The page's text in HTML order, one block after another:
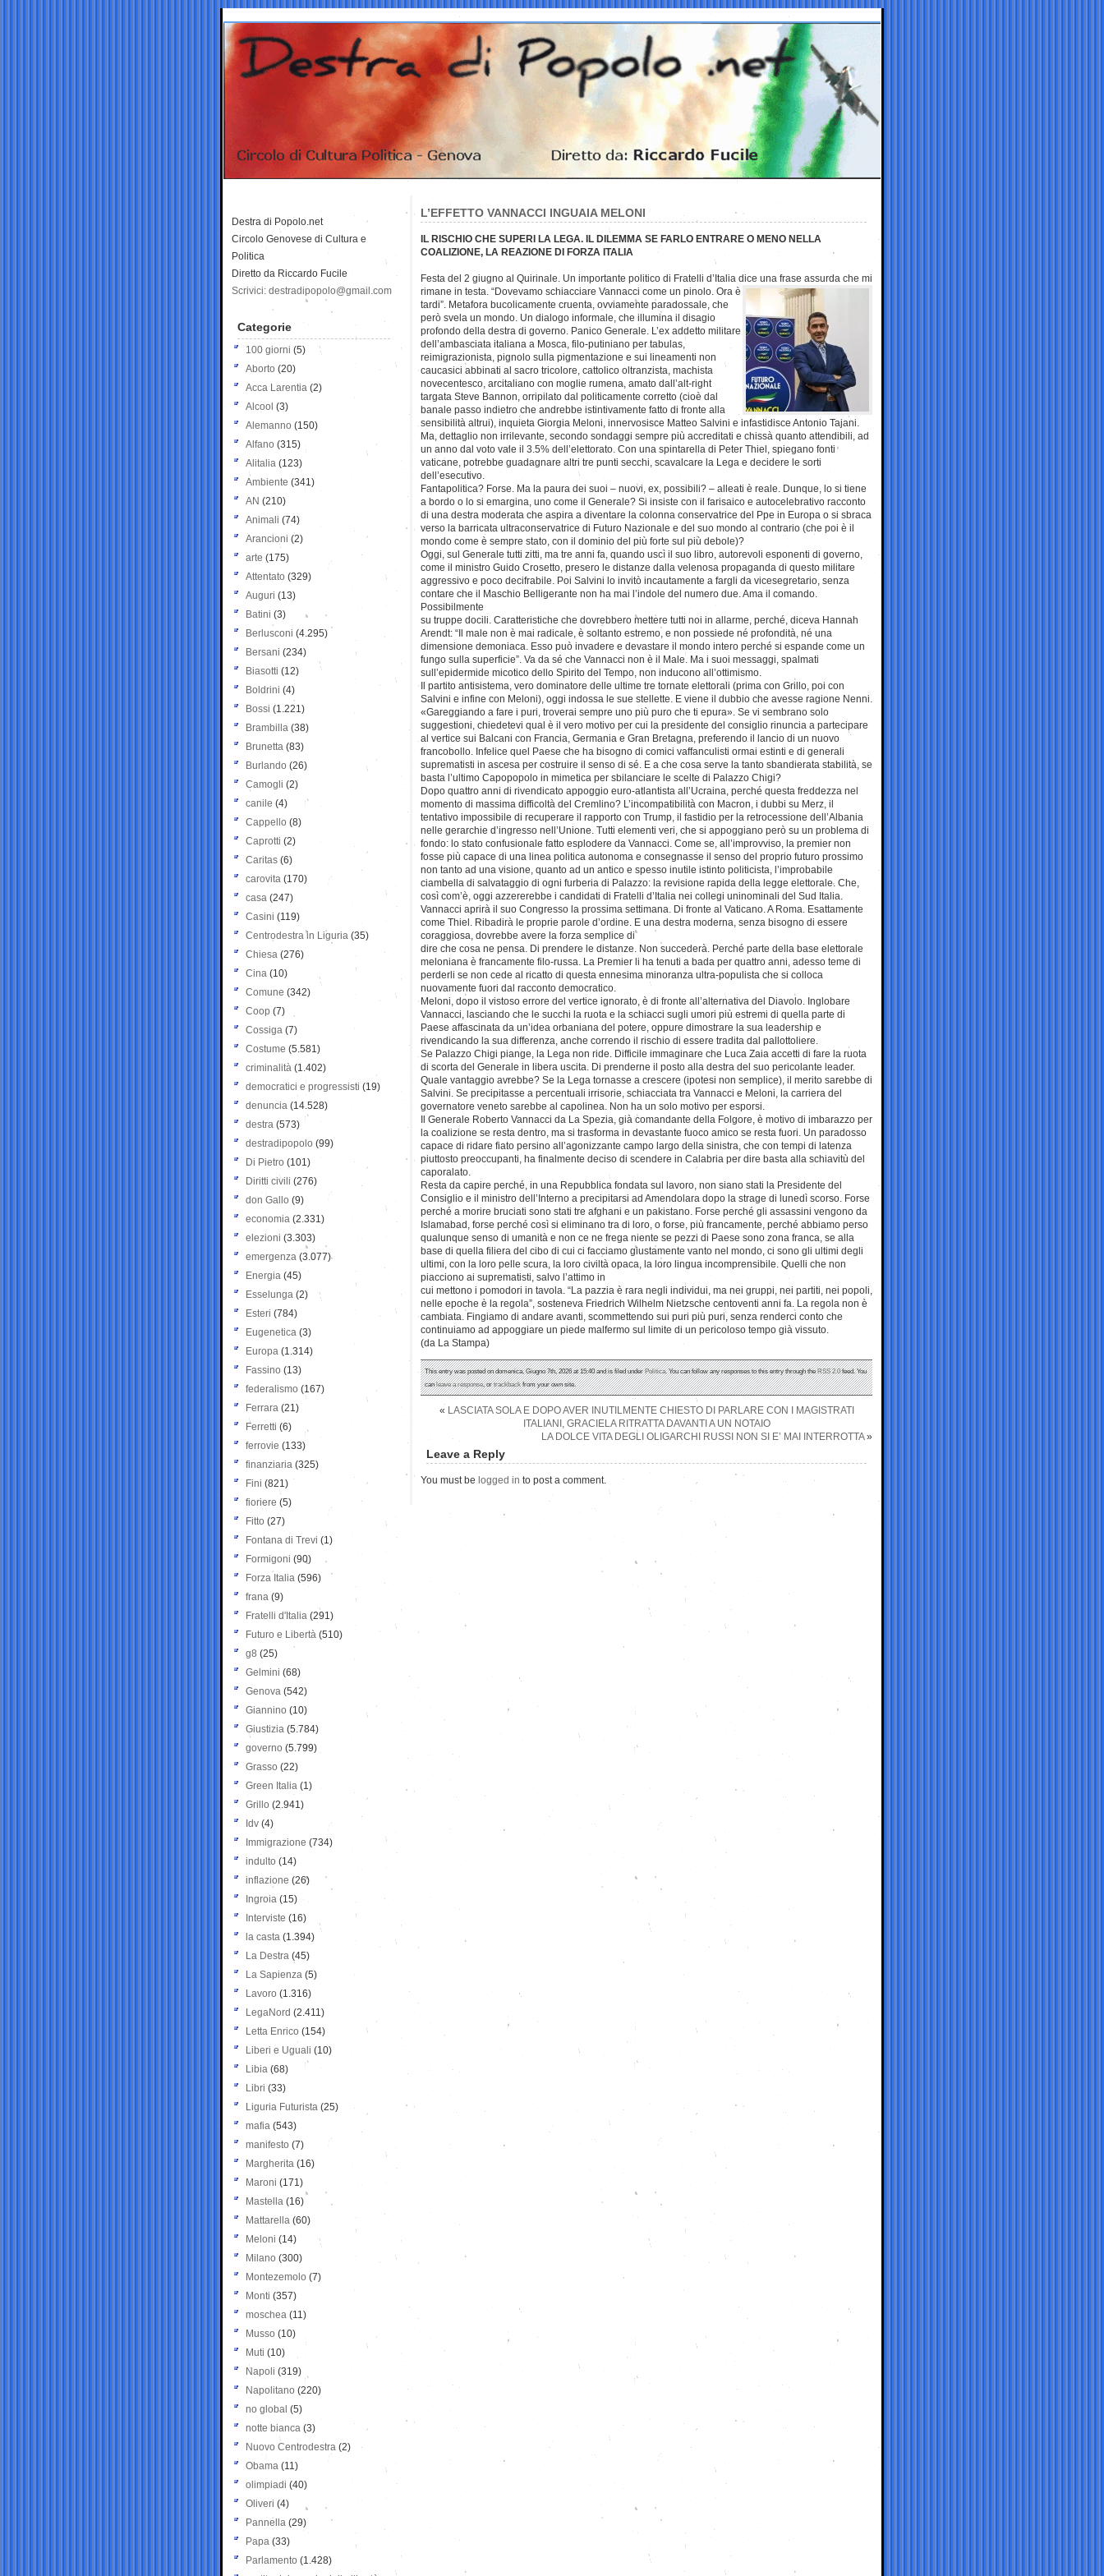
L’EFFETTO VANNACCI INGUAIA MELONI
IL RISCHIO CHE SUPERI LA LEGA. IL DILEMMA SE FARLO ENTRARE O MENO NELLA
COALIZIONE, LA REAZIONE DI FORZA ITALIA
Festa del 2 giugno al Quirinale. Un importante politico di Fratelli d’Italia dice una frase assurda che mi
rimane in testa. “Dovevamo schiacciare Vannacci come un pinolo. Ora è
tardi”. Metafora bucolicamente cruenta, ovviamente paradossale, che
però svela un mondo. Un dialogo informale, che illumina il disagio
profondo della destra di governo. Panico Generale. L’ex addetto militare
dell’ambasciata italiana a Mosca, filo-putiniano per tabulas,
reimigrazionista, pignolo sulla pigmentazione e sui lineamenti non
caucasici abbinati al sacro tricolore, cattolico oltranzista, machista
novecentesco, arcitaliano con moglie rumena, amato dall’alt-right
targata Steve Bannon, orripilato dal politicamente corretto (cioè dal
banale passo indietro che andrebbe istintivamente fatto di fronte alla
sensibilità altrui), inquieta Giorgia Meloni, innervosisce Matteo Salvini e infastidisce Antonio Tajani.
Ma, dettaglio non irrilevante, secondo sondaggi sempre più accreditati e chissà quanto attendibili, ad
un anno dal voto vale il 3.5% dell’elettorato. Con una spintarella di Peter Thiel, spiegano fonti
vaticane, potrebbe guadagnare altri tre punti secchi, scavalcare la Lega e decidere le sorti
dell’esecutivo.
Fantapolitica? Forse. Ma la paura dei suoi – nuovi, ex, possibili? – alleati è reale. Dunque, lo si tiene
a bordo o lo si emargina, uno come il Generale? Si insiste con il farisaico e autocelebrativo racconto
di una destra moderata che aspira a diventare la colonna conservatrice del Ppe in Europa o si sbraca
verso la barricata ultraconservatrice di Futuro Nazionale e del suo mondo al contrario (che poi è il
mondo come è sempre stato, con il dominio del più forte sul più debole)?
Oggi, sul Generale tutti zitti, ma tre anni fa, quando uscì il suo libro, autorevoli esponenti di governo,
come il ministro Guido Crosetto, presero le distanze dalla velenosa propaganda di questo militare
aggressivo e poco decifrabile. Poi Salvini lo invitò incautamente a fargli da vicesegretario, senza
contare che il Maschio Belligerante non ha mai l’indole del numero due. Ama il comando.
Possibilmente
su truppe docili. Caratteristiche che dovrebbero mettere tutti noi in allarme, perché, diceva Hannah
Arendt: “Il male non è mai radicale, è soltanto estremo, e non possiede né profondità, né una
dimensione demoniaca. Esso può invadere e devastare il mondo intero perché si espande come un
fungo sulla superficie”. Va da sé che Vannacci non è il Male. Ma i suoi messaggi, spalmati
sull’epidermide micotico dello Spirito del Tempo, non inducono all’ottimismo.
Il partito antisistema, vero dominatore delle ultime tre tornate elettorali (prima con Grillo, poi con
Salvini e infine con Meloni), oggi indossa le sue stellette. E viene il dubbio che avesse ragione Nenni.
«Gareggiando a fare i puri, troverai sempre uno più puro che ti epura». Se vi sembrano solo
suggestioni, chiedetevi qual è il vero motivo per cui la presidente del consiglio rinuncia a partecipare
al vertice sui Balcani con Francia, Germania e Gran Bretagna, preferendo il lancio di un nuovo
francobollo. Infelice quel Paese che ha bisogno di comici vaffanculisti ormai estinti e di generali
suprematisti in ascesa per costruire il senso di sé. E a che cosa serve la tanto sbandierata stabilità, se
basta l’ultimo Capopopolo in mimetica per sbilanciare le scelte di Palazzo Chigi?
Dopo quattro anni di rivendicato appoggio euro-atlantista all’Ucraina, perché questa freddezza nel
momento di massima difficoltà del Cremlino? L’incompatibilità con Macron, i dubbi su Merz, il
tentativo impossibile di recuperare il rapporto con Trump, il fastidio per la retrocessione dell’Albania
nelle gerarchie d’ingresso nell’Unione. Tutti elementi veri, che si appoggiano però su un problema di
fondo: lo stato confusionale fatto esplodere da Vannacci. Come se, all’improvviso, la premier non
fosse più capace di una linea politica autonoma e consegnasse il senso del proprio futuro prossimo
non tanto ad una visione, quanto ad un antico e spesso inutile istinto politicista, l’improbabile
ciambella di salvataggio di ogni furberia di Palazzo: la revisione rapida della legge elettorale. Che,
così com’è, oggi azzererebbe i candidati di Fratelli d’Italia nei collegi uninominali del Sud Italia.
Vannacci aprirà il suo Congresso la prossima settimana. Di fronte al Vaticano. A Roma. Esattamente
come Thiel. Ribadirà le proprie parole d’ordine. E una destra moderna, senza bisogno di essere
coraggiosa, dovrebbe avere la forza semplice di
dire che cosa ne pensa. Di prendere le distanze. Non succederà. Perché parte della base elettorale
meloniana è francamente filo-russa. La Premier li ha tenuti a bada per quattro anni, adesso teme di
perderli se non cede al ricatto di questa ennesima minoranza ultra-populista che si colloca
nuovamente fuori dal racconto democratico.
Meloni, dopo il vistoso errore del vertice ignorato, è di fronte all’alternativa del Diavolo. Inglobare
Vannacci, lasciando che le succhi la ruota e la schiacci sugli umori più estremi di quella parte di
Paese affascinata da un’idea orbaniana del potere, oppure dimostrare la sua leadership e
rivendicando la sua differenza, anche correndo il rischio di essere tradita dal pallottoliere.
Se Palazzo Chigi piange, la Lega non ride. Difficile immaginare che Luca Zaia accetti di fare la ruota
di scorta del Generale in libera uscita. Di prenderne il posto alla destra del suo pericolante leader.
Quale vantaggio avrebbe? Se la Lega tornasse a crescere (ipotesi non semplice), il merito sarebbe di
Salvini. Se precipitasse a percentuali irrisorie, schiacciata tra Vannacci e Meloni, la carriera del
governatore veneto sarebbe al capolinea. Non ha un solo motivo per esporsi.
Il Generale Roberto Vannacci da La Spezia, già comandante della Folgore, è motivo di imbarazzo per
la coalizione se resta dentro, ma si trasforma in devastante fuoco amico se resta fuori. Un paradosso
capace di ridare fiato persino all’agonizzante campo largo della sinistra, che con tempi di latenza
piuttosto preoccupanti, ha finalmente deciso di scendere in Calabria per dire basta alla schiavitù del
caporalato.
Resta da capire perché, in una Repubblica fondata sul lavoro, non siano stati la Presidente del
Consiglio e il ministro dell’Interno a precipitarsi ad Amendolara dopo la strage di lunedì scorso. Forse
perché a morire bruciati sono stati tre afghani e un pakistano. Forse perché gli assassini vengono da
Islamabad, forse perché così si eliminano tra di loro, o forse, più francamente, perché abbiamo perso
qualunque senso di umanità e non ce ne frega niente se pezzi di Paese sono zona franca, se alla
base di quella filiera del cibo di cui ci facciamo giustamente vanto nel mondo, ci sono gli ultimi degli
ultimi, con la loro pelle scura, la loro civiltà opaca, la loro lingua incomprensibile. Quelli che non
piacciono ai suprematisti, salvo l’attimo in
cui mettono i pomodori in tavola. “La pazzia è rara negli individui, ma nei gruppi, nei partiti, nei popoli,
nelle epoche è la regola”, sosteneva Friedrich Wilhelm Nietzsche centoventi anni fa. La regola non è
cambiata. Fingiamo di andare avanti, scommettendo sui puri più puri, senza renderci conto che
continuiamo ad appoggiare un piede malfermo sul limite di un pericoloso tempo già vissuto.
(da La Stampa)
This entry was posted on domenica, Giugno 7th, 2026 at 15:40 and is filed underPolitica. You can follow any responses to this entry through theRSS 2.0feed. You
canleave a response, ortrackbackfrom your own site.
« LASCIATA SOLA E DOPO AVER INUTILMENTE CHIESTO DI PARLARE CON I MAGISTRATI
ITALIANI, GRACIELA RITRATTA DAVANTI A UN NOTAIO
LA DOLCE VITA DEGLI OLIGARCHI RUSSI NON SI E’ MAI INTERROTTA»
Leave a Reply
You must be logged in to post a comment.
Destra di Popolo.net
Circolo Genovese di Cultura e
Politica
Diretto da Riccardo Fucile
Scrivici: destradipopolo@gmail.com
Categorie
100 giorni (5)
Aborto (20)
Acca Larentia (2)
Alcool (3)
Alemanno (150)
Alfano (315)
Alitalia (123)
Ambiente (341)
AN (210)
Animali (74)
Arancioni (2)
arte (175)
Attentato (329)
Auguri (13)
Batini (3)
Berlusconi (4.295)
Bersani (234)
Biasotti (12)
Boldrini (4)
Bossi (1.221)
Brambilla (38)
Brunetta (83)
Burlando (26)
Camogli (2)
canile (4)
Cappello (8)
Caprotti (2)
Caritas (6)
carovita (170)
casa (247)
Casini (119)
Centrodestra in Liguria (35)
Chiesa (276)
Cina (10)
Comune (342)
Coop (7)
Cossiga (7)
Costume (5.581)
criminalità (1.402)
democratici e progressisti (19)
denuncia (14.528)
destra (573)
destradipopolo (99)
Di Pietro (101)
Diritti civili (276)
don Gallo (9)
economia (2.331)
elezioni (3.303)
emergenza (3.077)
Energia (45)
Esselunga (2)
Esteri (784)
Eugenetica (3)
Europa (1.314)
Fassino (13)
federalismo (167)
Ferrara (21)
Ferretti (6)
ferrovie (133)
finanziaria (325)
Fini (821)
fioriere (5)
Fitto (27)
Fontana di Trevi (1)
Formigoni (90)
Forza Italia (596)
frana (9)
Fratelli d'Italia (291)
Futuro e Libertà (510)
g8 (25)
Gelmini (68)
Genova (542)
Giannino (10)
Giustizia (5.784)
governo (5.799)
Grasso (22)
Green Italia (1)
Grillo (2.941)
Idv (4)
Immigrazione (734)
indulto (14)
inflazione (26)
Ingroia (15)
Interviste (16)
la casta (1.394)
La Destra (45)
La Sapienza (5)
Lavoro (1.316)
LegaNord (2.411)
Letta Enrico (154)
Liberi e Uguali (10)
Libia (68)
Libri (33)
Liguria Futurista (25)
mafia (543)
manifesto (7)
Margherita (16)
Maroni (171)
Mastella (16)
Mattarella (60)
Meloni (14)
Milano (300)
Montezemolo (7)
Monti (357)
moschea (11)
Musso (10)
Muti (10)
Napoli (319)
Napolitano (220)
no global (5)
notte bianca (3)
Nuovo Centrodestra (2)
Obama (11)
olimpiadi (40)
Oliveri (4)
Pannella (29)
Papa (33)
Parlamento (1.428)